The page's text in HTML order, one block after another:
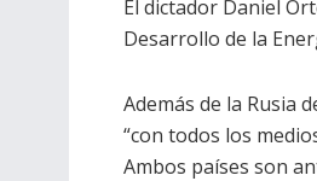
El dictador Daniel
Desarrollo de la
Además de la Rusia
“con todos los
Ambos países son